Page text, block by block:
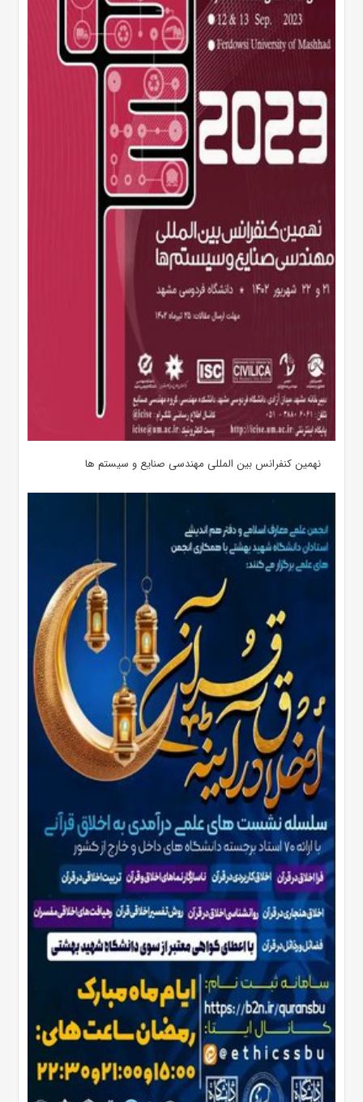
نهمین کنفرانس بین المللی مهندسی صنایع و سیستم­ ها